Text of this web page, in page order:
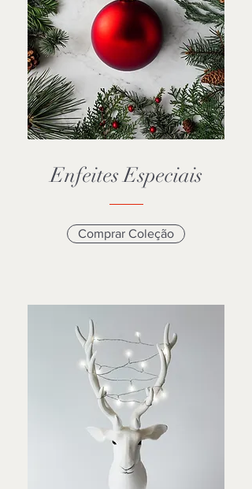
Enfeites Especiais
Comprar Coleção